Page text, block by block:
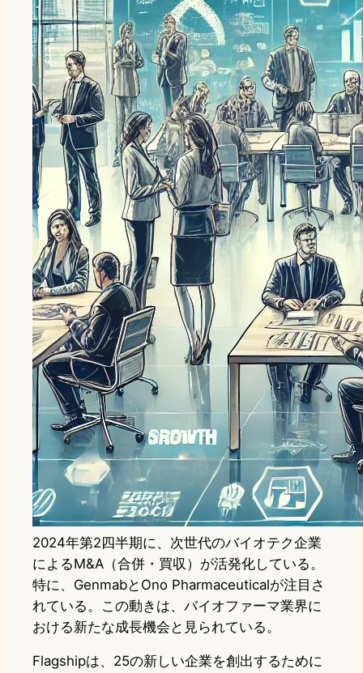
2024年第2四半期に、次世代のバイオテク企業
によるM&A（合併・買収）が活発化している。
特に、GenmabとOno Pharmaceuticalが注目さ
れている。この動きは、バイオファーマ業界に
おける新たな成長機会と見られている。
Flagshipは、25の新しい企業を創出するために